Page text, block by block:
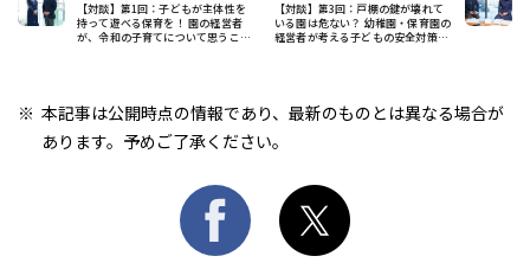
【対談】第1回：子どもが主体性を
持って遊べる保育を！ 園の経営者
が、令和の子育てについて思うこと
【対談】第3回：戸棚の鍵が壊れて
いる園は危ない？ 幼稚園・保育園の
経営者が考える子どもの安全対策と
本記事は公開時点の情報であり、最新のものとは異なる場合が
あります。予めご了承ください。